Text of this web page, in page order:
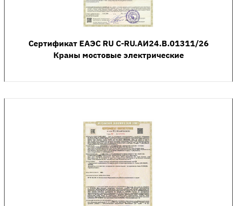
Сертификат ЕАЭС RU C-RU.АИ24.В.01311/26
Краны мостовые электрические